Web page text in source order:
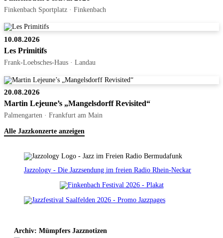
Finkenbach Sportplatz · Finkenbach
10.08.2026
Les Primitifs
Frank-Loebsches-Haus · Landau
20.08.2026
Martin Lejeune’s „Mangelsdorff Revisited“
Palmengarten · Frankfurt am Main
Alle Jazzkonzerte anzeigen
Jazzology - Die Jazzsendung im freien Radio Rhein-Neckar
Archiv: Mümpfers Jazznotizen